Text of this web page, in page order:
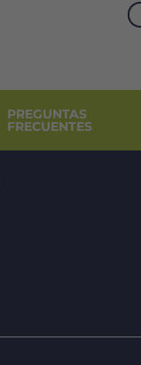
PREGUNTAS
FRECUENTES